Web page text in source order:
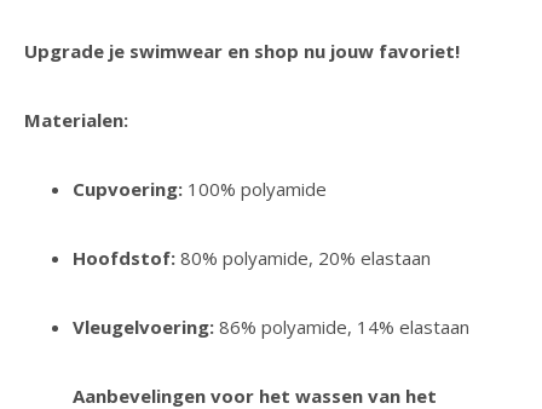
Upgrade je swimwear en shop nu jouw favoriet!
Materialen:
Cupvoering: 100% polyamide
Hoofdstof: 80% polyamide, 20% elastaan
Vleugelvoering: 86% polyamide, 14% elastaan
Aanbevelingen voor het wassen van het